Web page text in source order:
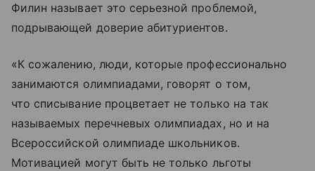
Филин называет это серьезной проблемой,
подрывающей доверие абитуриентов.
«К сожалению, люди, которые профессионально
занимаются олимпиадами, говорят о том,
что списывание процветает не только на так
называемых перечневых олимпиадах, но и на
Всероссийской олимпиаде школьников.
Мотивацией могут быть не только льготы